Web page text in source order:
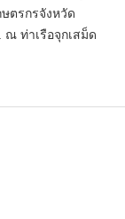
ตรกรจังหวัด
ณ ท่าเรือจุกเสม็ด